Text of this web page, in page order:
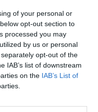
of your personal or
opt-out section to
processed you may
by us or personal
opt-out of the
IAB’s list of downstream
on the IAB’s List of
już